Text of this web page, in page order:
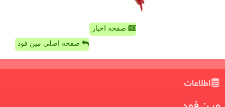
صفحه اخبار
صفحه اصلی مین فود
اطلاعات